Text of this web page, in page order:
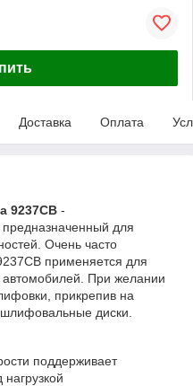
Доставка Оплата
9237CB -
для
Очень часто
применяется для
При желании
прикрепив на
диски.
поддерживает